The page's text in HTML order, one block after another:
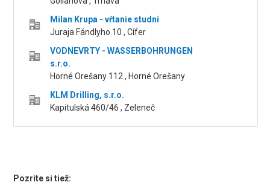
Milan Krupa - vŕtanie studní
Juraja Fándlyho 10 , Cífer
VODNEVRTY - WASSERBOHRUNGEN
s.r.o.
Horné Orešany 112 , Horné Orešany
KLM Drilling, s.r.o.
Kapitulská 460/46 , Zeleneč
Pozrite si tiež: